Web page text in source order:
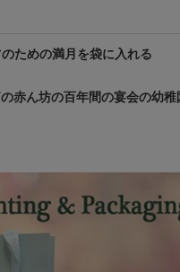
ための満月を袋に入れる
赤ん坊の百年間の宴会の幼稚